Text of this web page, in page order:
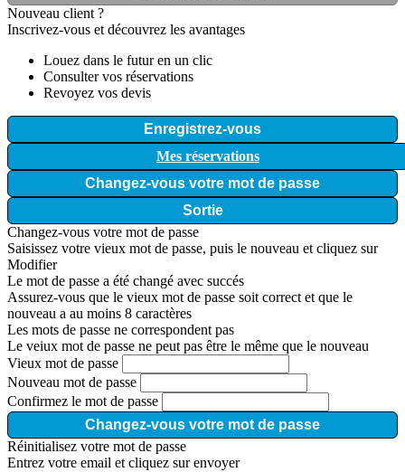
Nouveau client ?
Inscrivez-vous et découvrez les avantages
Louez dans le futur en un clic
Consulter vos réservations
Revoyez vos devis
Enregistrez-vous
Mes réservations
Changez-vous votre mot de passe
Sortie
Changez-vous votre mot de passe
Saisissez votre vieux mot de passe, puis le nouveau et cliquez sur
Modifier
Le mot de passe a été changé avec succés
Assurez-vous que le vieux mot de passe soit correct et que le
nouveau a au moins 8 caractères
Les mots de passe ne correspondent pas
Le veiux mot de passe ne peut pas être le même que le nouveau
Vieux mot de passe
Nouveau mot de passe
Confirmez le mot de passe
Changez-vous votre mot de passe
Réinitialisez votre mot de passe
Entrez votre email et cliquez sur envoyer